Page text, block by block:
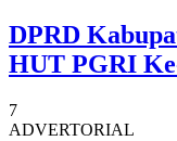
DPRD
HUT PGRI
7
ADVERTORIAL